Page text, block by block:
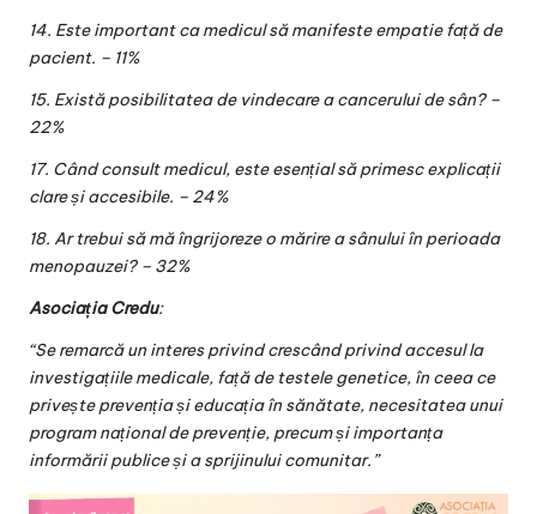
14. Este important ca medicul să manifeste empatie față de
pacient. – 11%
15. Există posibilitatea de vindecare a cancerului de sân? –
22%
17. Când consult medicul, este esențial să primesc explicații
clare și accesibile. – 24%
18. Ar trebui să mă îngrijoreze o mărire a sânului în perioada
menopauzei? – 32%
Asociația Credu:
“Se remarcă un interes privind crescând privind accesul la
investigațiile medicale, față de testele genetice, în ceea ce
privește prevenția și educația în sănătate, necesitatea unui
program național de prevenție, precum și importanța
informării publice și a sprijinului comunitar.”